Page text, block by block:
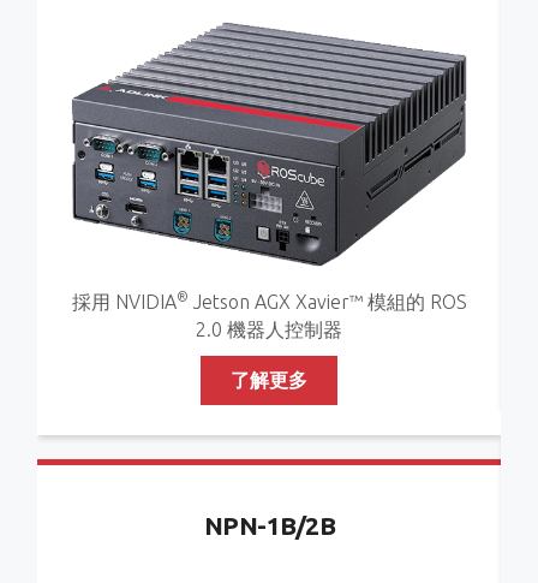
採用 NVIDIA®
Jetson AGX Xavier™ 模組的 ROS
2.0 機器人控制器
了解更多
NPN-1B/2B